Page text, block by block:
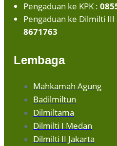
Pengaduan ke KPK :
Pengaduan ke Dilmilti III
8671763
Lembaga
Mahkamah Agung
Badilmiltun
Dilmiltama
Dilmilti I Medan
Dilmilti II Jakarta